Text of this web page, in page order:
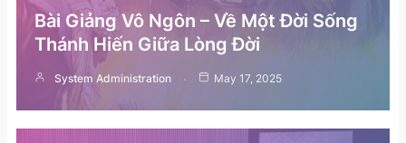
Bài Giảng Vô Ngôn – Về Một Đời Sống
Thánh Hiến Giữa Lòng Đời
System Administration May 17, 2025